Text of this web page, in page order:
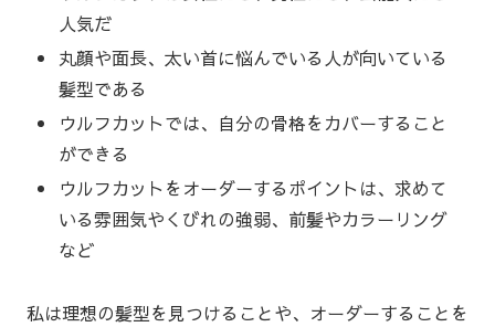
人気だ
丸顔や面長、太い首に悩んでいる人が向いている
髪型である
ウルフカットでは、自分の骨格をカバーすること
ができる
ウルフカットをオーダーするポイントは、求めて
いる雰囲気やくびれの強弱、前髪やカラーリング
など
私は理想の髪型を見つけることや、オーダーすることを